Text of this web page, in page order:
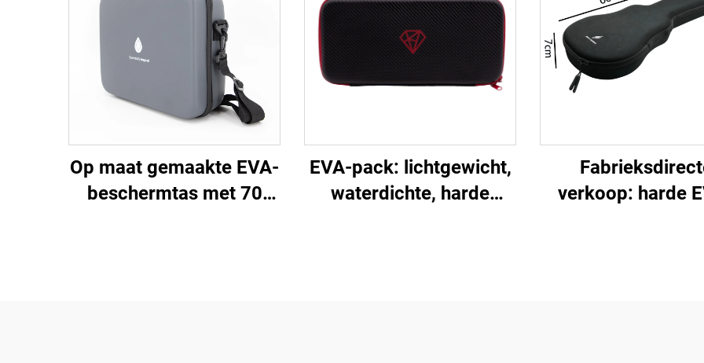
Op maat gemaakte EVA-
beschermtas met 70
EVA-pack: lichtgewicht,
waterdichte, harde
verkoop: harde